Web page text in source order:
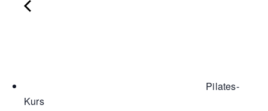
Pilates-
Kurs